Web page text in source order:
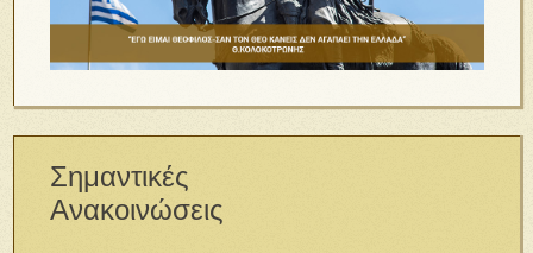
Σημαντικές
Ανακοινώσεις